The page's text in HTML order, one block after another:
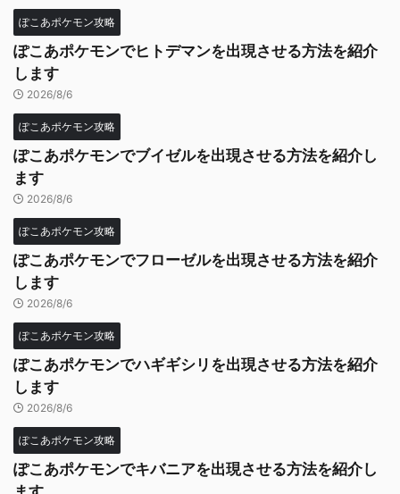
ぽこあポケモン攻略
ぽこあポケモンでヒトデマンを出現させる方法を紹介
します
2026/8/6
ぽこあポケモン攻略
ぽこあポケモンでブイゼルを出現させる方法を紹介し
ます
2026/8/6
ぽこあポケモン攻略
ぽこあポケモンでフローゼルを出現させる方法を紹介
します
2026/8/6
ぽこあポケモン攻略
ぽこあポケモンでハギギシリを出現させる方法を紹介
します
2026/8/6
ぽこあポケモン攻略
ぽこあポケモンでキバニアを出現させる方法を紹介し